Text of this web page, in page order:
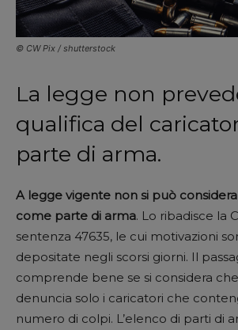
© CW Pix / shutterstock
La legge non
qualifica del
parte di arma.
A legge vigente non si può
come parte di arma. Lo ribadisce la
sentenza 47635, le cui motivazioni
depositate negli scorsi giorni. Il
comprende bene se si considera
denuncia solo i caricatori che
numero di colpi. L’elenco di parti di